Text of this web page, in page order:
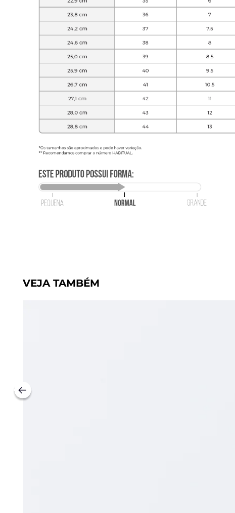
VEJA TAMBÉM